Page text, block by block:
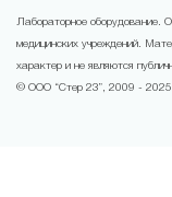
Лабораторное оборудование.
медицинских учреждений.
характер и не являются
© ООО “Стер 23”, 2009 - 2025